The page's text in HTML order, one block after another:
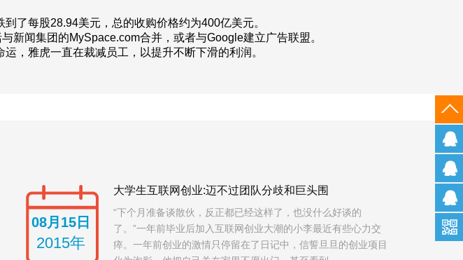
了每股28.94美元，总的收购价格约为400亿美元。
新闻集团的MySpace.com合并，或者与Google建立广告联盟。
，雅虎一直在裁减员工，以提升不断下滑的利润。
08月15日
2015年
大学生互联网创业:迈不过团队分歧和巨头围
“下个月准备谈散伙，反正都已经这样了，也没什么好谈的
了。”一年前毕业后加入互联网创业大潮的小李最近有些心力交
瘁。一年前创业的激情只停留在了日记中，信誓旦旦的创业项目